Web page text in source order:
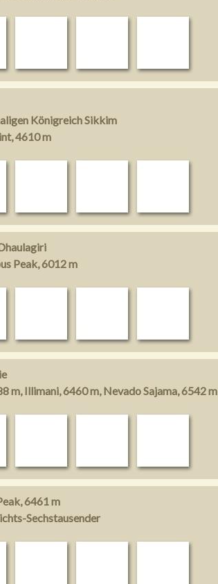
Königreich Sikkim
4610 m
Peak, 6012 m
m, Illimani, 6460 m, Nevado Sajama, 6542 m
6461 m
Sechstausender